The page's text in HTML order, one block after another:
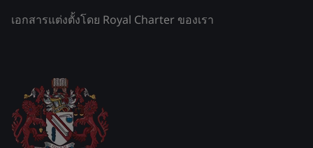
เอกสารแต่งตั้งโดย Royal Charter ของเรา